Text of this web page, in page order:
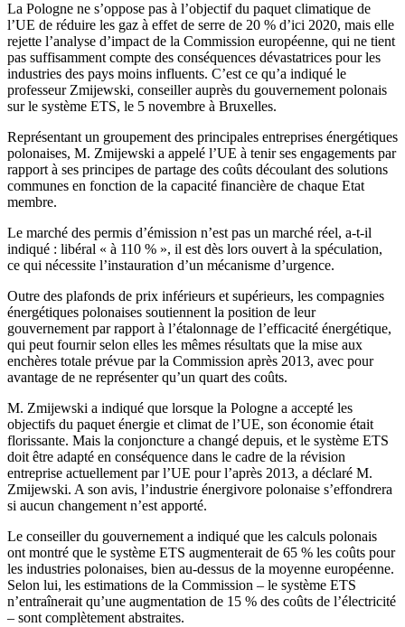
La Pologne ne s’oppose pas à l’objectif du paquet climatique de
l’UE de réduire les gaz à effet de serre de 20 % d’ici 2020, mais elle
rejette l’analyse d’impact de la Commission européenne, qui ne tient
pas suffisamment compte des conséquences dévastatrices pour les
industries des pays moins influents. C’est ce qu’a indiqué le
professeur Zmijewski, conseiller auprès du gouvernement polonais
sur le système ETS, le 5 novembre à Bruxelles.
Représentant un groupement des principales entreprises énergétiques
polonaises, M. Zmijewski a appelé l’UE à tenir ses engagements par
rapport à ses principes de partage des coûts découlant des solutions
communes en fonction de la capacité financière de chaque Etat
membre.
Le marché des permis d’émission n’est pas un marché réel, a-t-il
indiqué : libéral « à 110 % », il est dès lors ouvert à la spéculation,
ce qui nécessite l’instauration d’un mécanisme d’urgence.
Outre des plafonds de prix inférieurs et supérieurs, les compagnies
énergétiques polonaises soutiennent la position de leur
gouvernement par rapport à l’étalonnage de l’efficacité énergétique,
qui peut fournir selon elles les mêmes résultats que la mise aux
enchères totale prévue par la Commission après 2013, avec pour
avantage de ne représenter qu’un quart des coûts.
M. Zmijewski a indiqué que lorsque la Pologne a accepté les
objectifs du paquet énergie et climat de l’UE, son économie était
florissante. Mais la conjoncture a changé depuis, et le système ETS
doit être adapté en conséquence dans le cadre de la révision
entreprise actuellement par l’UE pour l’après 2013, a déclaré M.
Zmijewski. A son avis, l’industrie énergivore polonaise s’effondrera
si aucun changement n’est apporté.
Le conseiller du gouvernement a indiqué que les calculs polonais
ont montré que le système ETS augmenterait de 65 % les coûts pour
les industries polonaises, bien au-dessus de la moyenne européenne.
Selon lui, les estimations de la Commission – le système ETS
n’entraînerait qu’une augmentation de 15 % des coûts de l’électricité
– sont complètement abstraites.